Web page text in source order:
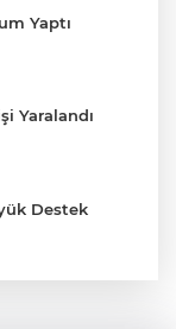
Yaptı
Yaralandı
Destek